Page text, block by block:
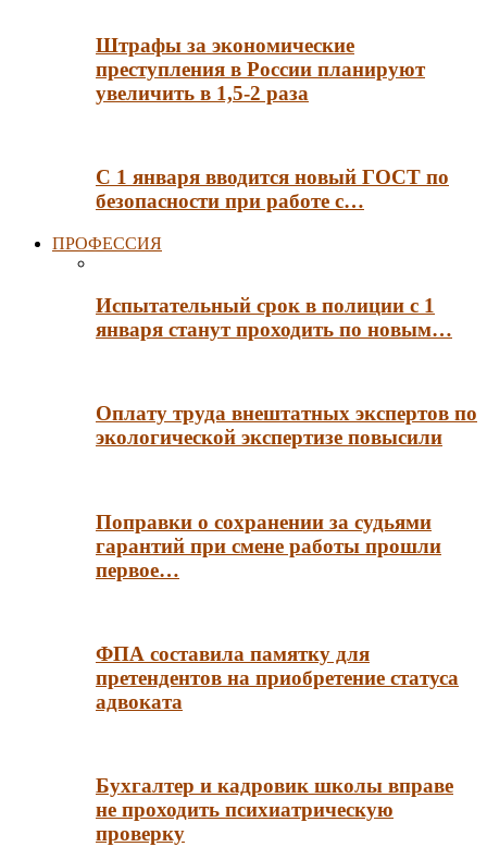
Штрафы за экономические
преступления в России планируют
увеличить в 1,5-2 раза
С 1 января вводится новый ГОСТ по
безопасности при работе с…
ПРОФЕССИЯ
Испытательный срок в полиции с 1
января станут проходить по новым…
Оплату труда внештатных экспертов по
экологической экспертизе повысили
Поправки о сохранении за судьями
гарантий при смене работы прошли
первое…
ФПА составила памятку для
претендентов на приобретение статуса
адвоката
Бухгалтер и кадровик школы вправе
не проходить психиатрическую
проверку